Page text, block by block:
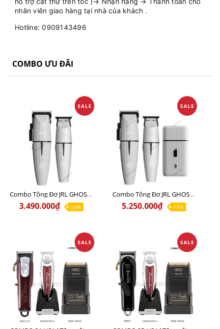
nhân viên giao hàng tại nhà của khách .
Hotline: 0909143496
COMBO ƯU ĐÃI
SALE
Combo Tông Đơ JRL GHOST 1 Limited Edition Chính Hãng USA
3.490.000₫ -24%
SALE
Combo Tông Đơ JRL GHOST 2 Limited Edition Chính Hãng USA
5.250.000₫ -19%
SALE SALE